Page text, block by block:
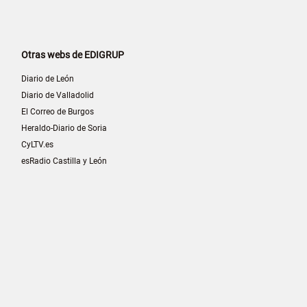
Otras webs de EDIGRUP
Diario de León
Diario de Valladolid
El Correo de Burgos
Heraldo-Diario de Soria
CyLTV.es
esRadio Castilla y León